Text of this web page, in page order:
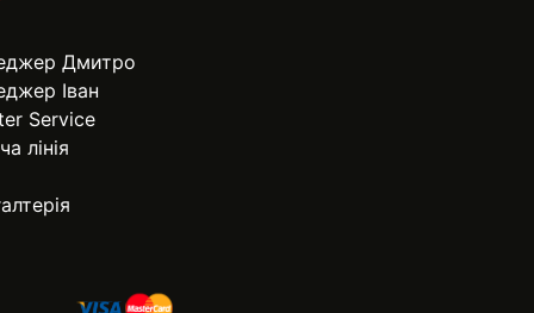
Дмитро
Іван
Service
лінія